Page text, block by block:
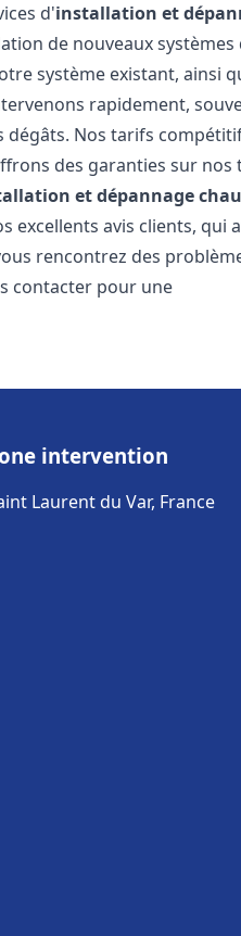
d'installation et
de nouveaux
système existant, ainsi
rapidement,
Nos tarifs
des garanties sur
et dépannage
excellents avis clients,
rencontrez des
contacter pour une
intervention
Laurent du Var, France